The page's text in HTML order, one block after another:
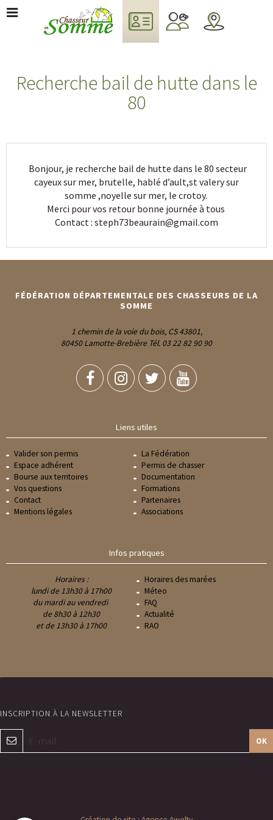
Recherche bail de hutte dans le
80
Bonjour, je recherche bail de hutte dans le 80 secteur
cayeux sur mer, brutelle, hablé d’ault,st valery sur
somme ,noyelle sur mer, le crotoy.
Merci pour vos retour bonne journée à tous
Contact : steph73beaurain@gmail.com
FÉDÉRATION DÉPARTEMENTALE DES CHASSEURS DE LA
SOMME
1 chemin de la voie du bois, CS 43801,
80450 Lamotte-Brebière Tél. 03 22 82 90 90
Liens utiles
Valider son permis
Espace adhérent
Bourse aux territoires
Vos questions
Contact
Mentions légales
La Fédération
Permis de chasser
Documentation
Formations
Partenaires
Associations
Infos pratiques
Horaires :
lundi de 13h30 à 17h00
du mardi au vendredi
de 8h30 à 12h30
et de 13h30 à 17h00
Horaires des marées
Méteo
FAQ
Actualité
RAO
OK